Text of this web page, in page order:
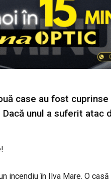
case au fost
unul a suferit atac
incendiu în Ilva Mare. O